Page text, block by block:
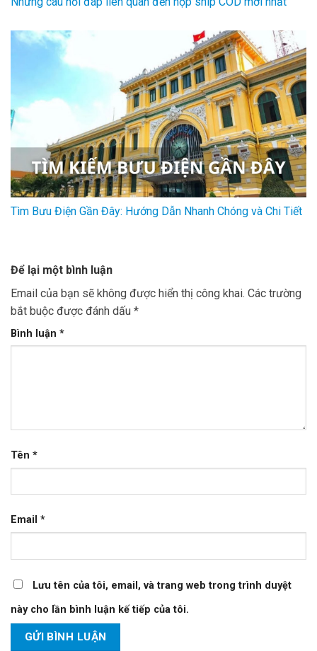
Tìm Bưu Điện Gần Đây: Hướng Dẫn Nhanh Chóng và Chi Tiết
Để lại một bình luận
Email của bạn sẽ không được hiển thị công khai. Các trường
bắt buộc được đánh dấu *
Bình luận *
Tên *
Email *
Lưu tên của tôi, email, và trang web trong trình duyệt
này cho lần bình luận kế tiếp của tôi.